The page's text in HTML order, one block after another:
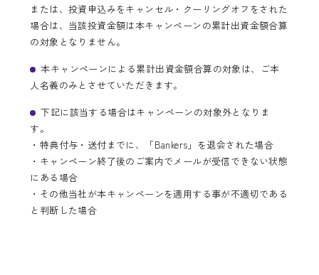
または、投資申込みをキャンセル・クーリングオフをされた
場合は、当該投資金額は本キャンペーンの累計出資金額合算
の対象となりません。
本キャンペーンによる累計出資金額合算の対象は、ご本
人名義のみとさせていただきます。
下記に該当する場合はキャンペーンの対象外となりま
す。
・特典付与・送付までに、「Bankers」を退会された場合
・キャンペーン終了後のご案内でメールが受信できない状態
にある場合
・その他当社が本キャンペーンを適用する事が不適切である
と判断した場合